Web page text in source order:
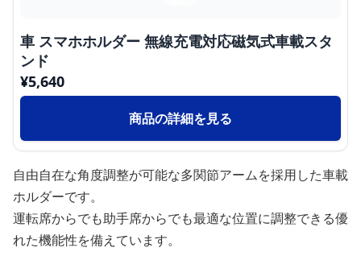
車 スマホホルダー 無線充電対応磁気式車載スタ
ンド
¥5,640
商品の詳細を見る
自由自在な角度調整が可能な多関節アームを採用した車載
ホルダーです。
運転席からでも助手席からでも最適な位置に調整できる優
れた機能性を備えています。